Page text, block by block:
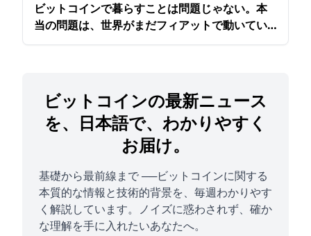
ビットコインで暮らすことは問題じゃない。本
当の問題は、世界がまだフィアットで動いてい
ること
ビットコインの最新ニュース
を、日本語で、わかりやすく
お届け。
基礎から最前線まで ──ビットコインに関する
本質的な情報と技術的背景を、毎週わかりやす
く解説しています。ノイズに惑わされず、確か
な理解を手に入れたいあなたへ。